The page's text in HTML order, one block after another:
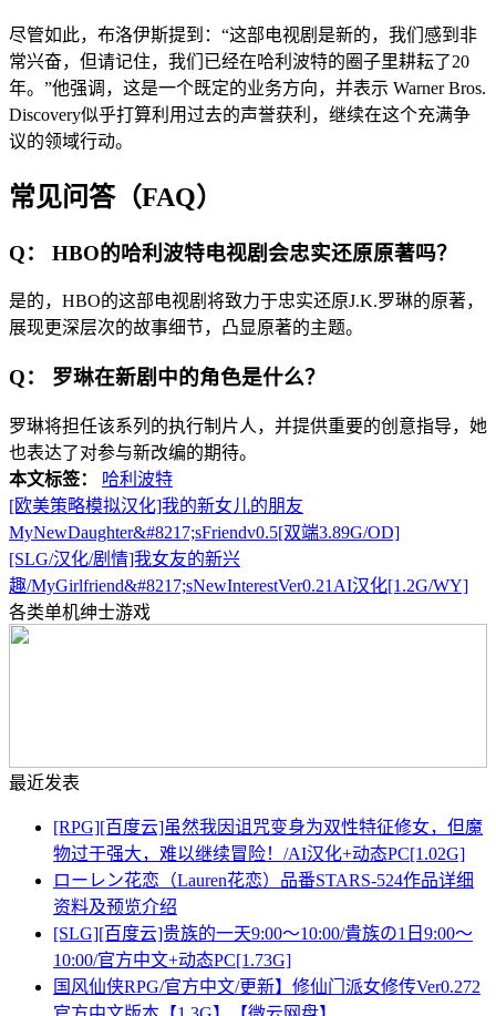
尽管如此，布洛伊斯提到：“这部电视剧是新的，我们感到非
常兴奋，但请记住，我们已经在哈利波特的圈子里耕耘了20
年。”他强调，这是一个既定的业务方向，并表示 Warner Bros.
Discovery似乎打算利用过去的声誉获利，继续在这个充满争
议的领域行动。
常见问答（FAQ）
Q： HBO的哈利波特电视剧会忠实还原原著吗？
是的，HBO的这部电视剧将致力于忠实还原J.K.罗琳的原著，
展现更深层次的故事细节，凸显原著的主题。
Q： 罗琳在新剧中的角色是什么？
罗琳将担任该系列的执行制片人，并提供重要的创意指导，她
也表达了对参与新改编的期待。
本文标签：
哈利波特
[欧美策略模拟汉化]我的新女儿的朋友
MyNewDaughter&#8217;sFriendv0.5[双端3.89G/OD]
[SLG/汉化/剧情]我女友的新兴
趣/MyGirlfriend&#8217;sNewInterestVer0.21AI汉化[1.2G/WY]
各类单机绅士游戏
最近发表
[RPG][百度云]虽然我因诅咒变身为双性特征修女，但魔
物过于强大，难以继续冒险！/AI汉化+动态PC[1.02G]
ローレン花恋（Lauren花恋）品番STARS-524作品详细
资料及预览介绍
[SLG][百度云]贵族的一天9:00～10:00/貴族の1日9:00～
10:00/官方中文+动态PC[1.73G]
国风仙侠RPG/官方中文/更新】修仙门派女修传Ver0.272